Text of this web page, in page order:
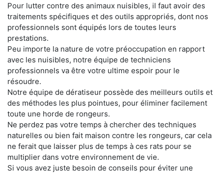
Pour lutter contre des animaux nuisibles, il faut avoir des
traitements spécifiques et des outils appropriés, dont nos
professionnels sont équipés lors de toutes leurs
prestations.
Peu importe la nature de votre préoccupation en rapport
avec les nuisibles, notre équipe de techniciens
professionnels va être votre ultime espoir pour le
résoudre.
Notre équipe de dératiseur possède des meilleurs outils et
des méthodes les plus pointues, pour éliminer facilement
toute une horde de rongeurs.
Ne perdez pas votre temps à chercher des techniques
naturelles ou bien fait maison contre les rongeurs, car cela
ne ferait que laisser plus de temps à ces rats pour se
multiplier dans votre environnement de vie.
Si vous avez juste besoin de conseils pour éviter une